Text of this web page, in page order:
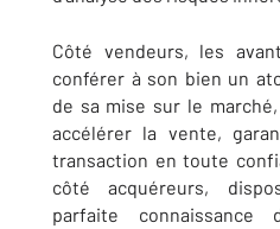
Côté vendeurs, les
conférer à son bien un
de sa mise sur le
accélérer la vente,
transaction en toute
côté acquéreurs,
parfaite